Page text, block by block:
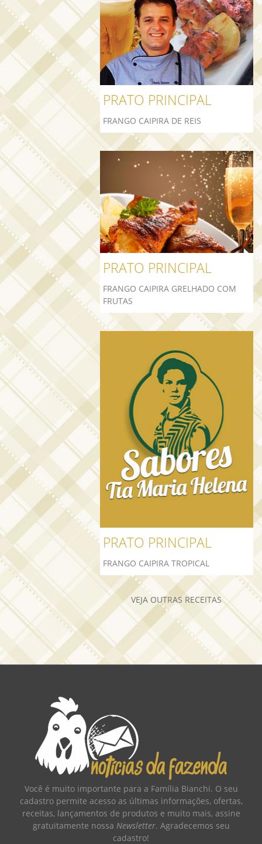
PRATO PRINCIPAL
FRANGO CAIPIRA DE REIS
PRATO PRINCIPAL
FRANGO CAIPIRA GRELHADO COM
FRUTAS
PRATO PRINCIPAL
FRANGO CAIPIRA TROPICAL
VEJA OUTRAS RECEITAS
Você é muito importante para a Família Bianchi. O seu
cadastro permite acesso as últimas informações, ofertas,
receitas, lançamentos de produtos e muito mais, assine
gratuitamente nossa Newsletter. Agradecemos seu
cadastro!